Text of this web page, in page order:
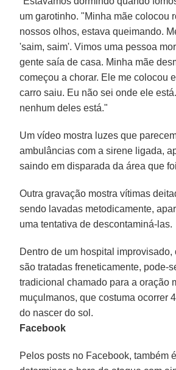
um garotinho. "Minha mãe colocou
nossos olhos, estava queimando.
'saim, saim'. Vimos uma pessoa
gente saía de casa. Minha mãe
começou a chorar. Ele me colocou
carro saiu. Eu não sei onde ele
nenhum deles está."
Um vídeo mostra luzes que
ambulâncias com a sirene ligada,
saindo em disparada da área que
Outra gravação mostra vítimas
sendo lavadas metodicamente,
uma tentativa de descontaminá-las.
Dentro de um hospital improvisado,
são tratadas freneticamente, pode-
tradicional chamado para a oração
muçulmanos, que costuma ocorrer
do nascer do sol.
Facebook
Pelos posts no Facebook, também